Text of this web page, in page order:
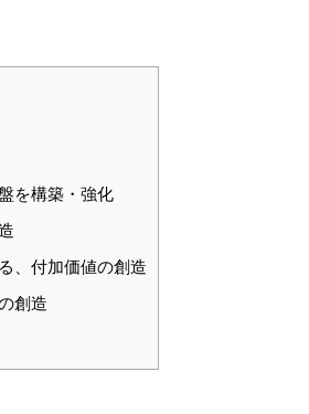
を構築・強化
、付加価値の創造
創造